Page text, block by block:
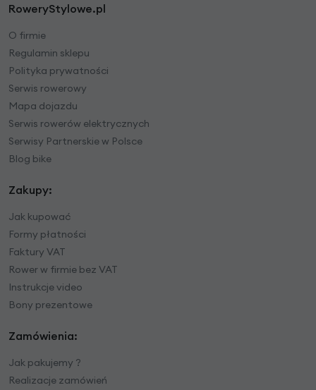
RoweryStylowe.pl
O firmie
Regulamin sklepu
Polityka prywatności
Serwis rowerowy
Mapa dojazdu
Serwis rowerów elektrycznych
Serwisy Partnerskie w Polsce
Blog bike
Zakupy:
Jak kupować
Formy płatności
Faktury VAT
Rower w firmie bez VAT
Instrukcje video
Bony prezentowe
Zamówienia:
Jak pakujemy ?
Realizacje zamówień